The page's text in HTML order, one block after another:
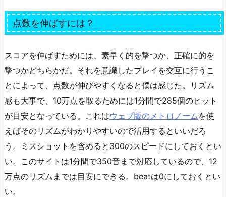
点数を伸ばすには？
スコアを伸ばすためには、素早く的を撃つか、正確に的を
撃つかどちらかだ。それを意識したプレイを交互に行うこ
とによって、点数が伸びやすくなると僕は感じた。リズム
感も大事で、10万点を取るためには1分間で285個のヒット
が目安となっている。これはウェブ版のメトロノーム を使
えばそのリズムがわかりやすいので活用するといいだろ
う。ミスショットを含めると300のスピードにしておくとい
い。このサイトは1分間で350音まで対応しているので、12
万点のリズムまでは目安にできる。beatは0にしておくとい
い。